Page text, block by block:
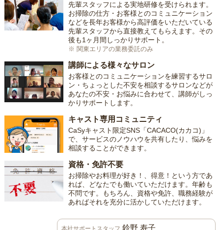
先輩スタッフによる実地研修を受けられます。
お掃除の仕方・お客様とのコミュニケーション
などを長年お客様から高評価をいただいている
先輩スタッフから直接教えてもらえます。その
後も1ヶ月間しっかりサポート。
※ 関東エリアの業務委託のみ
講師による様々なサロン
お客様とのコミュニケーションを練習するサロ
ン・ちょっとした不安を相談するサロンなどが
あなたの不安・お悩みに合わせて、講師がしっ
かりサポートします。
キャスト専用コミュニティ
CaSyキャスト限定SNS「CACACO(カカコ)」
で、サービスのノウハウを共有したり、悩みを
相談することができます。
資格・免許不要
お掃除やお料理が好き！、得意！という方であ
れば、どなたでも働いていただけます。年齢も
不問です。もちろん、資格や免許、職務経験が
あればそれを充分に活かしていただけます。
本社サポートスタッフ 鈴野 寿子